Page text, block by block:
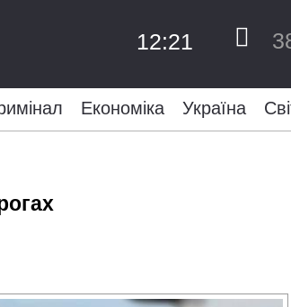
12:21
Економіка Україна